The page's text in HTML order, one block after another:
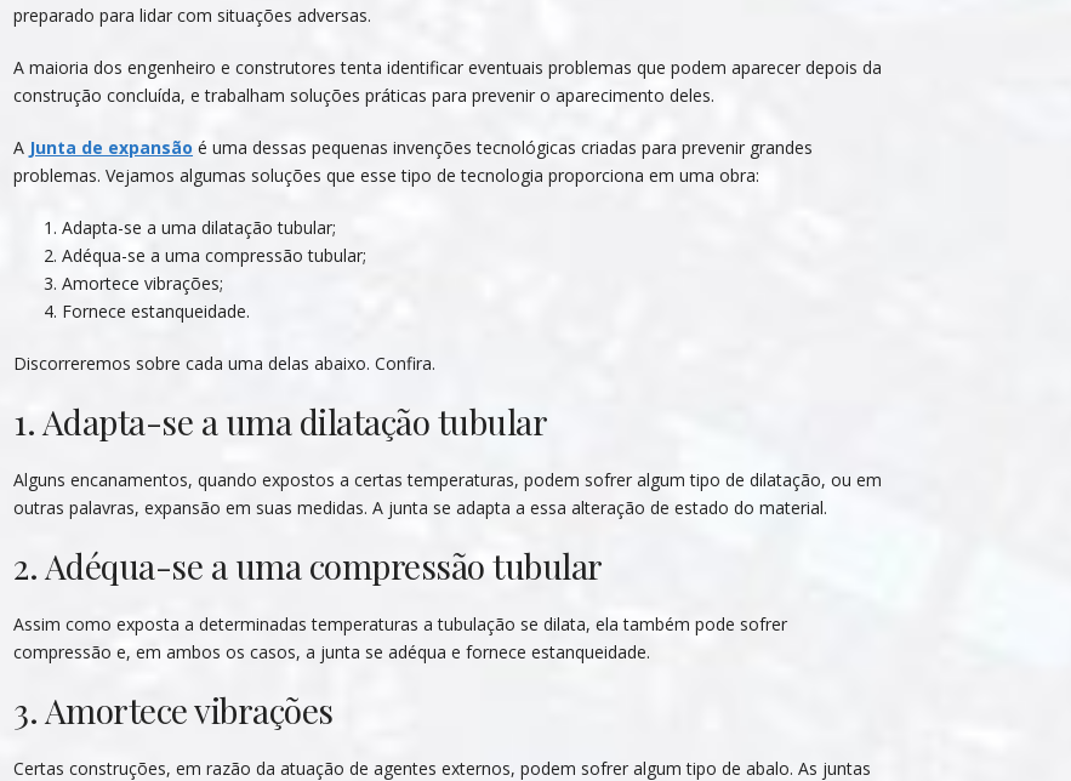
preparado para lidar com situações adversas.
A maioria dos engenheiro e construtores tenta identificar eventuais problemas que podem aparecer depois da
construção concluída, e trabalham soluções práticas para prevenir o aparecimento deles.
A Junta de expansão é uma dessas pequenas invenções tecnológicas criadas para prevenir grandes
problemas. Vejamos algumas soluções que esse tipo de tecnologia proporciona em uma obra:
Adapta-se a uma dilatação tubular;
Adéqua-se a uma compressão tubular;
Amortece vibrações;
Fornece estanqueidade.
Discorreremos sobre cada uma delas abaixo. Confira.
1. Adapta-se a uma dilatação tubular
Alguns encanamentos, quando expostos a certas temperaturas, podem sofrer algum tipo de dilatação, ou em
outras palavras, expansão em suas medidas. A junta se adapta a essa alteração de estado do material.
2. Adéqua-se a uma compressão tubular
Assim como exposta a determinadas temperaturas a tubulação se dilata, ela também pode sofrer
compressão e, em ambos os casos, a junta se adéqua e fornece estanqueidade.
3. Amortece vibrações
Certas construções, em razão da atuação de agentes externos, podem sofrer algum tipo de abalo. As juntas